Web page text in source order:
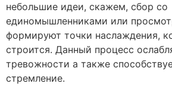
небольшие идеи, скажем, сбор со
единомышленниками или
формируют точки наслаждения,
строится. Данный процесс
тревожности а также
стремление.